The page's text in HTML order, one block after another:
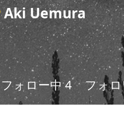
Aki Uemura
フォロー中4 フォ